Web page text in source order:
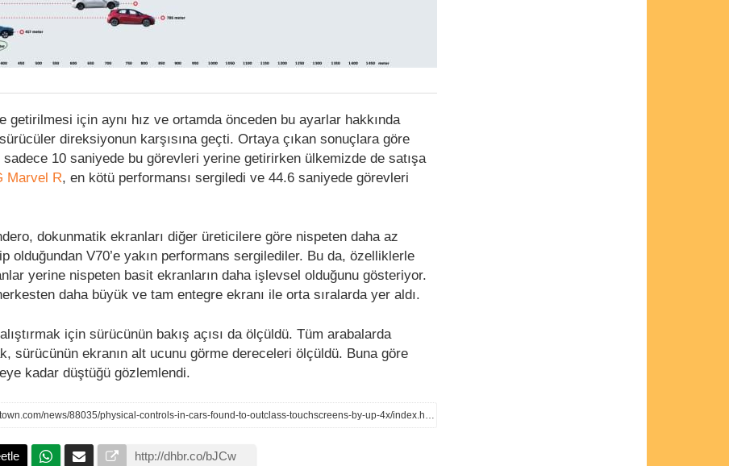
getirilmesi için aynı hız ve ortamda önceden bu ayarlar hakkında
direksiyonun karşısına geçti. Ortaya çıkan sonuçlara göre
sadece 10 saniyede bu görevleri yerine getirirken ülkemizde de satışa
Marvel R, en kötü performansı sergiledi ve 44.6 saniyede görevleri
dokunmatik ekranları diğer üreticilere göre nispeten daha az
olduğundan V70’e yakın performans sergilediler. Bu da, özelliklerle
yerine nispeten basit ekranların daha işlevsel olduğunu gösteriyor.
daha büyük ve tam entegre ekranı ile orta sıralarda yer aldı.
için sürücünün bakış açısı da ölçüldü. Tüm arabalarda
sürücünün ekranın alt ucunu görme dereceleri ölçüldü. Buna göre
kadar düştüğü gözlemlendi.
https://www.tweaktown.com/news/88035/physical-controls-in-cars-found-to-outclass-touchscreens-by-up-4x/index.html